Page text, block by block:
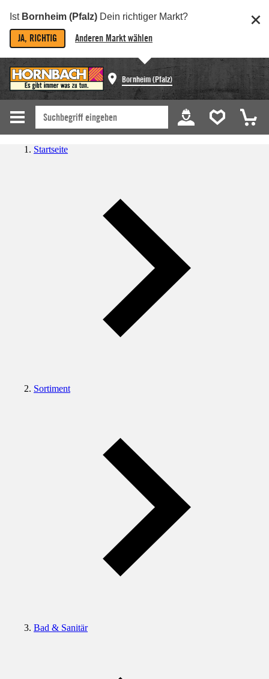
Ist Bornheim (Pfalz) Dein richtiger Markt?
JA, RICHTIG Anderen Markt wählen
Bornheim (Pfalz)
Startseite
Sortiment
Bad & Sanitär